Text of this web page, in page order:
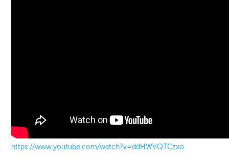
https://www.youtube.com/watch?v=ddHWVQTCzxo